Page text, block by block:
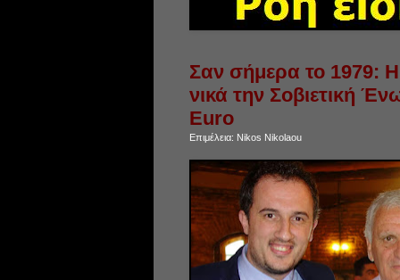
Σαν σήμερα το 1979:
νικά την Σοβιετική
Euro
Επιμέλεια: Nikos Nikolaou